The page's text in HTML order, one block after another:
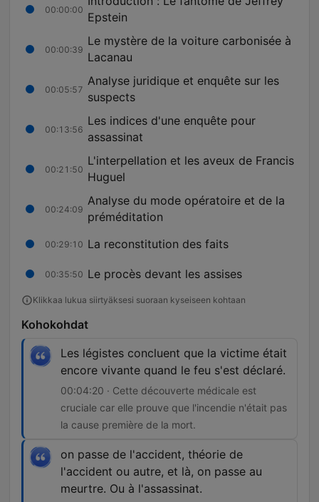
00:00:00
Epstein
00:00:39
Le mystère de la voiture carbonisée à
Lacanau
00:05:57
Analyse juridique et enquête sur les
suspects
00:13:56
Les indices d'une enquête pour
assassinat
00:21:50
L'interpellation et les aveux de Francis
Huguel
00:24:09
Analyse du mode opératoire et de la
préméditation
00:29:10 La reconstitution des faits
00:35:50 Le procès devant les assises
Klikkaa lukua siirtyäksesi suoraan kyseiseen kohtaan
Kohokohdat
Les légistes concluent que la victime était
encore vivante quand le feu s'est déclaré.
00:04:20 · Cette découverte médicale est
cruciale car elle prouve que l'incendie n'était pas
la cause première de la mort.
on passe de l'accident, théorie de
l'accident ou autre, et là, on passe au
meurtre. Ou à l'assassinat.